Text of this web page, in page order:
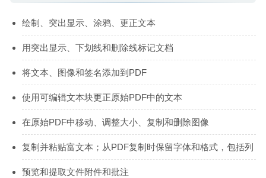
绘制、突出显示、涂鸦、更正文本
用突出显示、下划线和删除线标记文档
将文本、图像和签名添加到PDF
使用可编辑文本块更正原始PDF中的文本
在原始PDF中移动、调整大小、复制和删除图像
复制并粘贴富文本；从PDF复制时保留字体和格式，包括列
预览和提取文件附件和批注